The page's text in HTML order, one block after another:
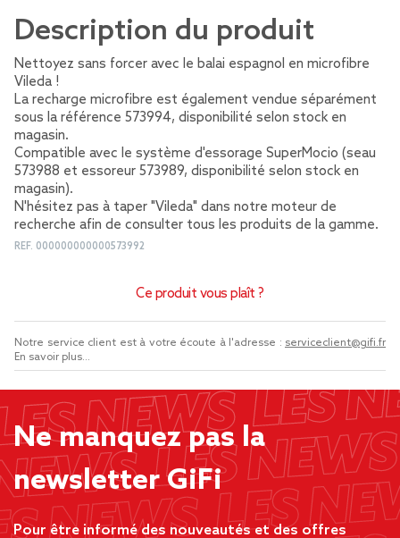
Description du produit
Nettoyez sans forcer avec le balai espagnol en microfibre
Vileda !
La recharge microfibre est également vendue séparément
sous la référence 573994, disponibilité selon stock en
magasin.
Compatible avec le système d'essorage SuperMocio (seau
573988 et essoreur 573989, disponibilité selon stock en
magasin).
N'hésitez pas à taper "Vileda" dans notre moteur de
recherche afin de consulter tous les produits de la gamme.
REF. 000000000000573992
Ce produit vous plaît ?
Notre service client est à votre écoute à l'adresse : serviceclient@gifi.fr
En savoir plus...
Ne manquez pas la
newsletter GiFi
Pour être informé des nouveautés et des offres